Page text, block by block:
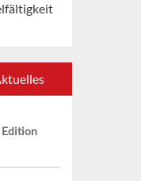
Edition